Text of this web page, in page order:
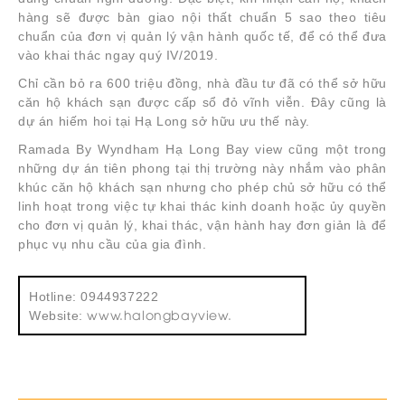
hàng sẽ được bàn giao nội thất chuẩn 5 sao theo tiêu
chuẩn của đơn vị quản lý vận hành quốc tế, để có thể đưa
vào khai thác ngay quý IV/2019.
Chỉ cần bỏ ra 600 triệu đồng, nhà đầu tư đã có thể sở hữu
căn hộ khách sạn được cấp sổ đỏ vĩnh viễn. Đây cũng là
dự án hiếm hoi tại Hạ Long sở hữu ưu thế này.
Ramada By Wyndham Hạ Long Bay view cũng một trong
những dự án tiên phong tại thị trường này nhắm vào phân
khúc căn hộ khách sạn nhưng cho phép chủ sở hữu có thể
linh hoạt trong việc tự khai thác kinh doanh hoặc ủy quyền
cho đơn vị quản lý, khai thác, vận hành hay đơn giản là để
phục vụ nhu cầu của gia đình.
Hotline: 0944937222
Website:www.halongbayview.